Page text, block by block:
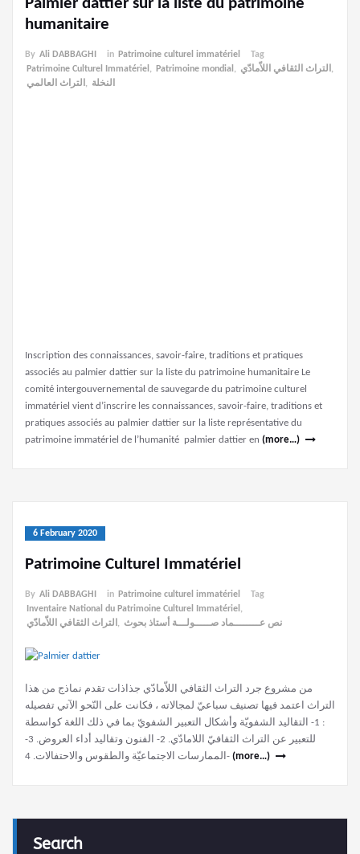
Palmier dattier sur la liste du patrimoine
humanitaire
By Ali DABBAGHI in Patrimoine culturel immatériel
Tag
Patrimoine Culturel Immatériel , Patrimoine mondial , التراث الثقافي اللاّمادّي ,
التراث العالمي , النخلة
Inscription des connaissances, savoir-faire, traditions et pratiques
associés au palmier dattier sur la liste du patrimoine humanitaire Le
comité intergouvernemental de sauvegarde du patrimoine culturel
immatériel vient d’inscrire les connaissances, savoir-faire, traditions et
pratiques associés au palmier dattier sur la liste représentative du
patrimoine immatériel de l’humanité palmier dattier en (more…)
6 February 2020
Patrimoine Culturel Immatériel
By Ali DABBAGHI in Patrimoine culturel immatériel
Tag
Inventaire National du Patrimoine Culturel Immatériel ,
التراث الثقافي اللاّمادّي , نص عــــــــماد صـــــولـــة أستاذ بحوث
من مشروع جرد التراث الثقافي اللاّمادّي جذاذات تقدم نماذج من هذا
التراث اعتمد فيها تصنيف سباعيّ لمجالاته ، فكانت على النّحو الآتي تفصيله
: 1- التقاليد الشفويّة وأشكال التعبير الشفويّ بما في ذلك اللغة كواسطة
للتعبير عن التراث الثقافيّ اللامادّي. 2- الفنون وتقاليد أداء العروض. 3-
الممارسات الاجتماعيّة والطقوس والاحتفالات. 4- (more…)
Search